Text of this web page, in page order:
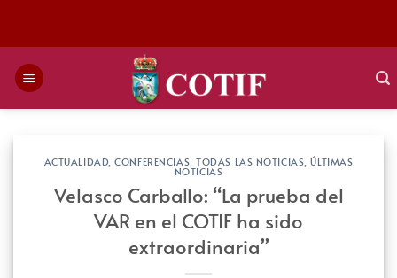
ACTUALIDAD,CONFERENCIAS,TODAS LAS NOTICIAS,ÚLTIMAS
NOTICIAS
Velasco Carballo: “La prueba del
VAR en el COTIF ha sido
extraordinaria”